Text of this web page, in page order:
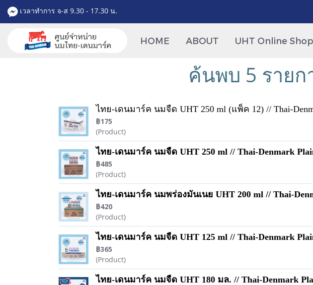
เวลาทำการ จ-ส 9.30 - 17.30 น.
HOME ABOUT UHT Online Shop
ค้นพบ 5 ราย
ไทย-เดนมาร์ค นมจืด UHT 250 ml (แพ็ค 12) // Thai-
฿175
(Product)
ไทย-เดนมาร์ค นมจืด UHT 250 ml // Thai-Denmark
฿485
(Product)
ไทย-เดนมาร์ค นมพร่องมันเนย UHT 200 ml // Thai-
฿420
(Product)
ไทย-เดนมาร์ค นมจืด UHT 125 ml // Thai-Denmark
฿365
(Product)
ไทย-เดนมาร์ค นมจืด UHT 180 มล. // Thai-Denmark